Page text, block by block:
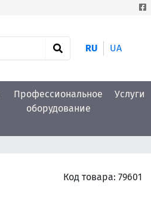
RU UA
Профессиональное
оборудование
Услуги
Код товара: 79601